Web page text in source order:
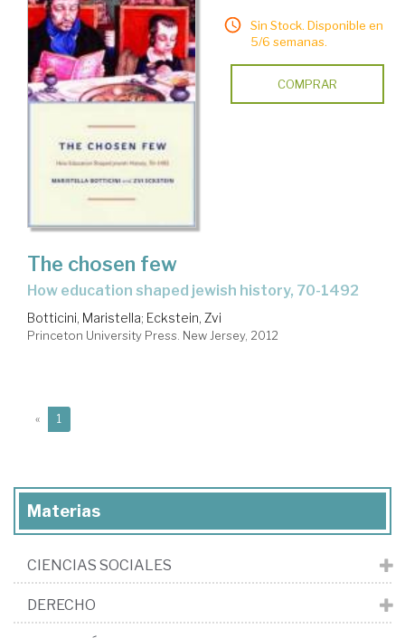
Sin Stock. Disponible en
5/6 semanas.
COMPRAR
The chosen few
how education shaped jewish history, 70-1492
Botticini, Maristella; Eckstein, Zvi
Princeton University Press. New Jersey, 2012
« 1
Materias
CIENCIAS SOCIALES
DERECHO